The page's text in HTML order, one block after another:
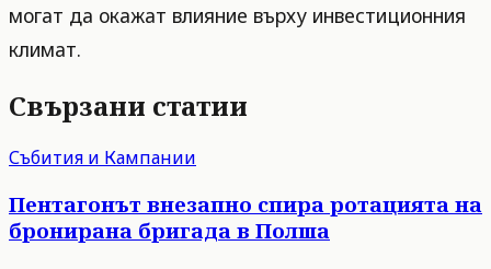
могат да окажат влияние върху инвестиционния
климат.
Свързани статии
Събития и Кампании
Пентагонът внезапно спира ротацията на
бронирана бригада в Полша